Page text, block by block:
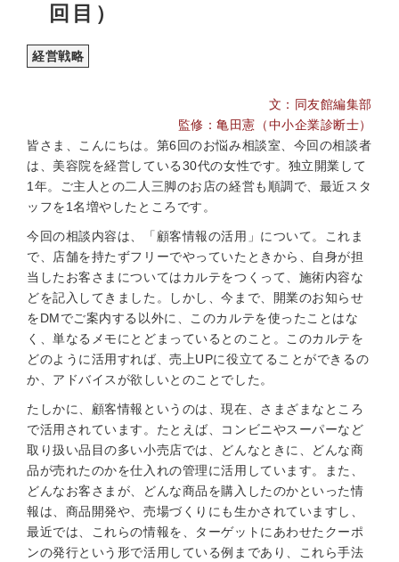
回目）
経営戦略
文：同友館編集部
監修：亀田憲（中小企業診断士）
皆さま、こんにちは。第6回のお悩み相談室、今回の相談者
は、美容院を経営している30代の女性です。独立開業して
1年。ご主人との二人三脚のお店の経営も順調で、最近スタ
ッフを1名増やしたところです。
今回の相談内容は、「顧客情報の活用」について。これま
で、店舗を持たずフリーでやっていたときから、自身が担
当したお客さまについてはカルテをつくって、施術内容な
どを記入してきました。しかし、今まで、開業のお知らせ
をDMでご案内する以外に、このカルテを使ったことはな
く、単なるメモにとどまっているとのこと。このカルテを
どのように活用すれば、売上UPに役立てることができるの
か、アドバイスが欲しいとのことでした。
たしかに、顧客情報というのは、現在、さまざまなところ
で活用されています。たとえば、コンビニやスーパーなど
取り扱い品目の多い小売店では、どんなときに、どんな商
品が売れたのかを仕入れの管理に活用しています。また、
どんなお客さまが、どんな商品を購入したのかといった情
報は、商品開発や、売場づくりにも生かされていますし、
最近では、これらの情報を、ターゲットにあわせたクーポ
ンの発行という形で活用している例まであり、これら手法